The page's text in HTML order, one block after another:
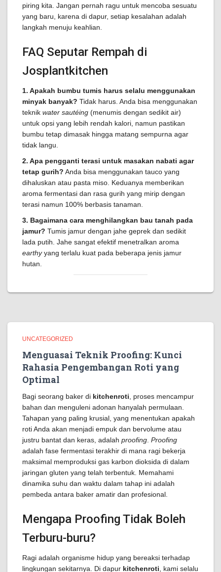
piring kita. Jangan pernah ragu untuk mencoba sesuatu
yang baru, karena di dapur, setiap kesalahan adalah
langkah menuju keahlian.
FAQ Seputar Rempah di
Josplantkitchen
1. Apakah bumbu tumis harus selalu menggunakan
minyak banyak? Tidak harus. Anda bisa menggunakan
teknik water sautéing (menumis dengan sedikit air)
untuk opsi yang lebih rendah kalori, namun pastikan
bumbu tetap dimasak hingga matang sempurna agar
tidak langu.
2. Apa pengganti terasi untuk masakan nabati agar
tetap gurih? Anda bisa menggunakan tauco yang
dihaluskan atau pasta miso. Keduanya memberikan
aroma fermentasi dan rasa gurih yang mirip dengan
terasi namun 100% berbasis tanaman.
3. Bagaimana cara menghilangkan bau tanah pada
jamur? Tumis jamur dengan jahe geprek dan sedikit
lada putih. Jahe sangat efektif menetralkan aroma
earthyyang terlalu kuat pada beberapa jenis jamur
hutan.
UNCATEGORIZED
Menguasai Teknik Proofing: Kunci
Rahasia Pengembangan Roti yang
Optimal
Bagi seorang baker di kitchenroti , proses mencampur
bahan dan menguleni adonan hanyalah permulaan.
Tahapan yang paling krusial, yang menentukan apakah
roti Anda akan menjadi empuk dan bervolume atau
justru bantat dan keras, adalah proofing Proofing
adalah fase fermentasi terakhir di mana ragi bekerja
maksimal memproduksi gas karbon dioksida di dalam
jaringan gluten yang telah terbentuk. Memahami
dinamika suhu dan waktu dalam tahap ini adalah
pembeda antara baker amatir dan profesional.
Mengapa Proofing Tidak Boleh
Terburu-buru?
Ragi adalah organisme hidup yang bereaksi terhadap
lingkungan sekitarnya. Di dapur kitchenroti , kami selalu